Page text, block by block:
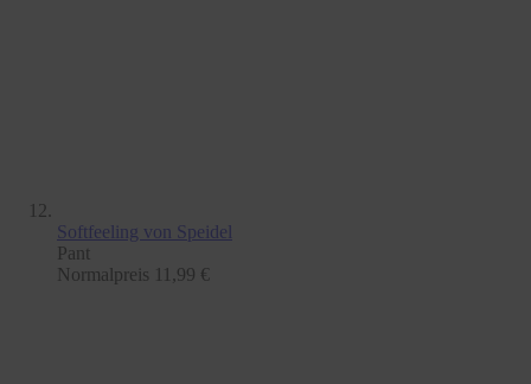
Softfeeling von Speidel
Pant
Normalpreis 11,99 €